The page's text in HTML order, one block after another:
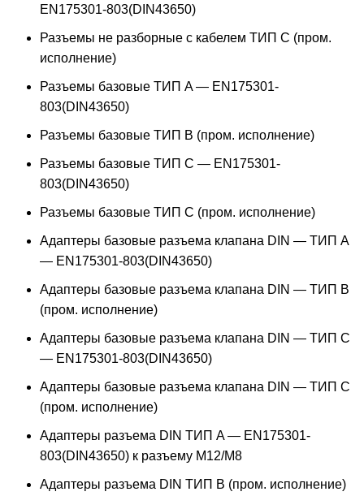
EN175301-803(DIN43650)
Разъемы не разборные с кабелем ТИП C (пром.
исполнение)
Разъемы базовые ТИП A — EN175301-
803(DIN43650)
Разъемы базовые ТИП В (пром. исполнение)
Разъемы базовые ТИП C — EN175301-
803(DIN43650)
Разъемы базовые ТИП C (пром. исполнение)
Адаптеры базовые разъема клапана DIN — ТИП A
— EN175301-803(DIN43650)
Адаптеры базовые разъема клапана DIN — ТИП B
(пром. исполнение)
Адаптеры базовые разъема клапана DIN — ТИП C
— EN175301-803(DIN43650)
Адаптеры базовые разъема клапана DIN — ТИП C
(пром. исполнение)
Адаптеры разъема DIN ТИП A — EN175301-
803(DIN43650) к разъему M12/M8
Адаптеры разъема DIN ТИП B (пром. исполнение)